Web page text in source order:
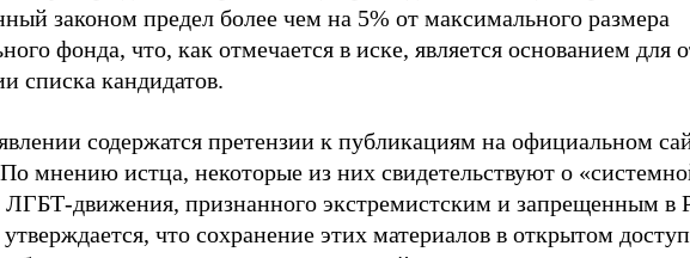
законом предел более чем на 5% от максимального размера
фонда, что, как отмечается в иске, является основанием для
списка кандидатов.
содержатся претензии к публикациям на официальном
мнению истца, некоторые из них свидетельствуют о
ЛГБТ-движения, признанного экстремистским и запрещенным в
что сохранение этих материалов в открытом